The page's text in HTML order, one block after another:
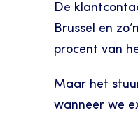
De
Brussel en
procent van
Maar het
wanneer we